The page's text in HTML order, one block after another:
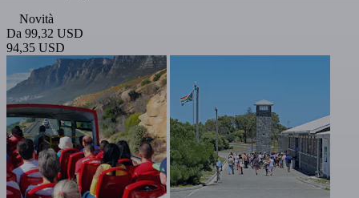
Novità
Da 99,32 USD
94,35 USD